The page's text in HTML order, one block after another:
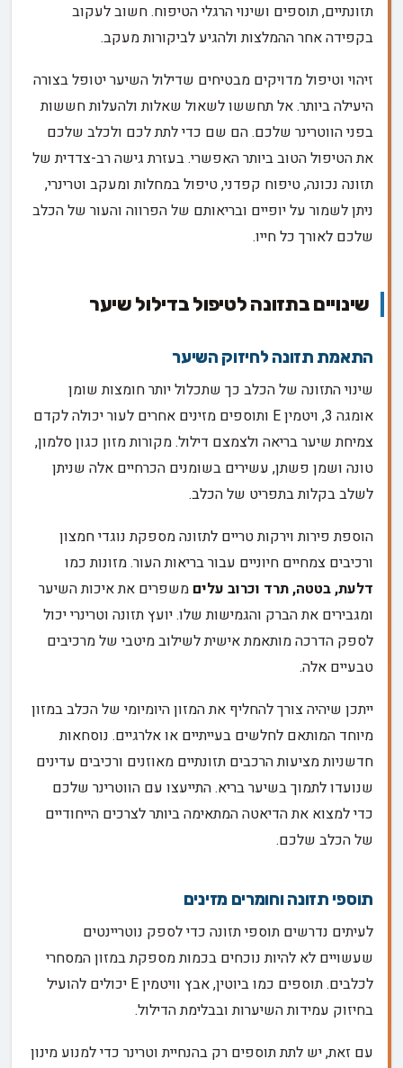
תזונתיים, תוספים ושינוי הרגלי הטיפוח. חשוב לעקוב
בקפידה אחר ההמלצות ולהגיע לביקורות מעקב.
זיהוי וטיפול מדויקים מבטיחים שדילול השיער יטופל בצורה
היעילה ביותר. אל תחששו לשאול שאלות ולהעלות חששות
בפני הווטרינר שלכם. הם שם כדי לתת לכם ולכלב שלכם
את הטיפול הטוב ביותר האפשרי. בעזרת גישה רב-צדדית של
תזונה נכונה, טיפוח קפדני, טיפול במחלות ומעקב וטרינרי,
ניתן לשמור על יופיים ובריאותם של הפרווה והעור של הכלב
שלכם לאורך כל חייו.
שינויים בתזונה לטיפול בדילול שיער
התאמת תזונה לחיזוק השיער
שינוי התזונה של הכלב כך שתכלול יותר חומצות שומן
אומגה 3, ויטמין E ותוספים מזינים אחרים לעור יכולה לקדם
צמיחת שיער בריאה ולצמצם דילול. מקורות מזון כגון סלמון,
טונה ושמן פשתן, עשירים בשומנים הכרחיים אלה שניתן
לשלב בקלות בתפריט של הכלב.
הוספת פירות וירקות טריים לתזונה מספקת נוגדי חמצון
ורכיבים צמחיים חיוניים עבור בריאות העור. מזונות כמו
דלעת, בטטה, תרד וכרוב עלים משפרים את איכות השיער
ומגבירים את הברק והגמישות שלו. יועץ תזונה וטרינרי יכול
לספק הדרכה מותאמת אישית לשילוב מיטבי של מרכיבים
טבעיים אלה.
ייתכן שיהיה צורך להחליף את המזון היומיומי של הכלב במזון
מיוחד המותאם לחלשים בעייתיים או אלרגיים. נוסחאות
חדשניות מציעות הרכבים תזונתיים מאוזנים ורכיבים עדינים
שנועדו לתמוך בשיער בריא. התייעצו עם הווטרינר שלכם
כדי למצוא את הדיאטה המתאימה ביותר לצרכים הייחודיים
של הכלב שלכם.
תוספי תזונה וחומרים מזינים
לעיתים נדרשים תוספי תזונה כדי לספק נוטריינטים
שעשויים לא להיות נוכחים בכמות מספקת במזון המסחרי
לכלבים. תוספים כמו ביוטין, אבץ וויטמין E יכולים להועיל
בחיזוק עמידות השיערות ובבלימת הדילול.
עם זאת, יש לתת תוספים רק בהנחיית וטרינר כדי למנוע מינון